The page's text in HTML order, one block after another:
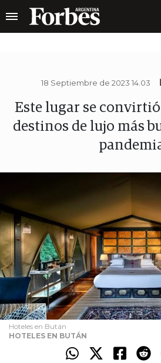
18 Septiembre de 2023 14.03
Este lugar se
destinos de lujo más
Hoteles en Bután
HOTELES EN BUTÁN